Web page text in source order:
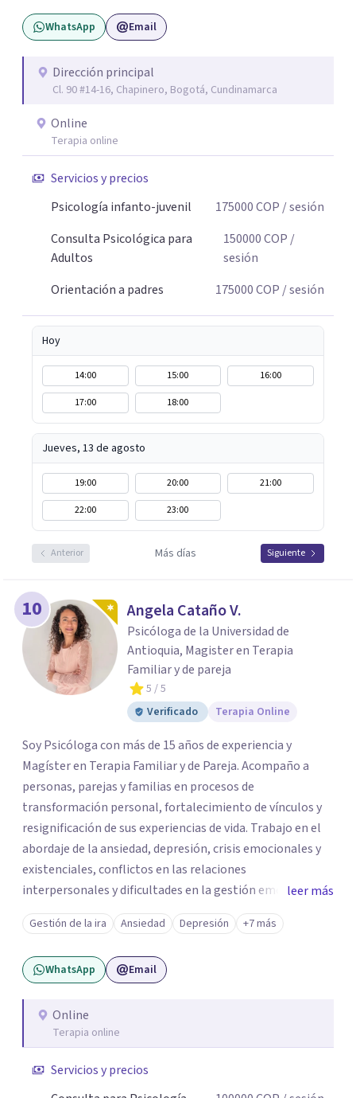
pueda pensarse y transformarse.
WhatsApp Email
Dirección principal
Cl. 90 #14-16, Chapinero, Bogotá, Cundinamarca
Online
Terapia online
Servicios y precios
Psicología infanto-juvenil
175000COP / sesión
Consulta Psicológica para
Adultos
150000COP /
sesión
Orientación a padres
175000COP / sesión
Hoy
14:00 15:00
16:00
17:00
18:00
Jueves, 13 de agosto
19:00 20:00
21:00
22:00
23:00
Anterior Más días Siguiente
10 Angela Cataño V.
Psicóloga de la Universidad de
Antioquia, Magister en Terapia
Familiar y de pareja
5 / 5
Verificado
Terapia Online
Soy Psicóloga con más de 15 años de experiencia y
Magíster en Terapia Familiar y de Pareja. Acompaño a
personas, parejas y familias en procesos de
transformación personal, fortalecimiento de vínculos y
resignificación de sus experiencias de vida. Trabajo en el
abordaje de la ansiedad, depresión, crisis emocionales y
existenciales, conflictos en las relaciones
interpersonales y dificultades en la gestión emocional,
ofreciendo un espacio de escucha, comprensión y
acompañamiento terapéutico. Cada proceso terapéutico
es único. Por eso, en cada sesión se construye un espacio
seguro donde la palabra, las emociones y las experiencias
humana. A través del análisis y la reflexión conjunta,
buscamos identificar aquello que genera malestar o
historia personal, familiar o de pareja y promover
leer más
Gestión de la ira Ansiedad Depresión +7 más
WhatsApp Email
Online
Terapia online
Servicios y precios